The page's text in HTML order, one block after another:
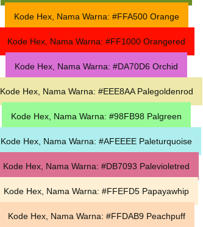
Kode Hex, Nama Warna: #FFA500 Orange
Kode Hex, Nama Warna: #FF1000 Orangered
Kode Hex, Nama Warna: #DA70D6 Orchid
Kode Hex, Nama Warna: #EEE8AA Palegoldenrod
Kode Hex, Nama Warna: #98FB98 Palgreen
Kode Hex, Nama Warna: #AFEEEE Paleturquoise
Kode Hex, Nama Warna: #DB7093 Palevioletred
Kode Hex, Nama Warna: #FFEFD5 Papayawhip
Kode Hex, Nama Warna: #FFDAB9 Peachpuff